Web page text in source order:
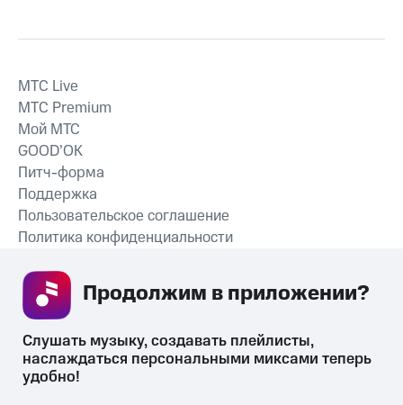
СКАЧАТЬ ПРИЛОЖЕНИЕ
MTС Live
MTС Premium
Мой МТС
GOOD’OK
Питч-форма
Поддержка
Пользовательское соглашение
Политика конфиденциальности
Слушать музыку, создавать плейлисты,
наслаждаться персональными миксами теперь
удобно!